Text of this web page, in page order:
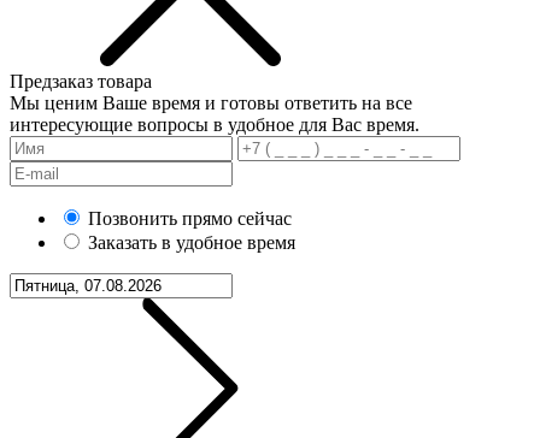
Предзаказ товара
Мы ценим Ваше время и готовы ответить на все
интересующие вопросы в удобное для Вас время.
Позвонить прямо сейчас
Заказать в удобное время